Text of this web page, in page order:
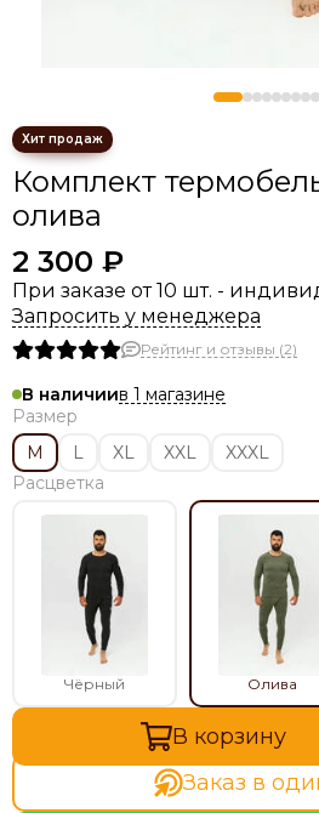
Комплект
олива
2 300 ₽
При заказе от 10 шт. -
Запросить у менеджера
Рейтинг и отзывы (2)
В наличиив 1 магазине
Размер
M
L XL XXL
XXXL
Расцветка
Чёрный Олива
В корзину
Заказ в